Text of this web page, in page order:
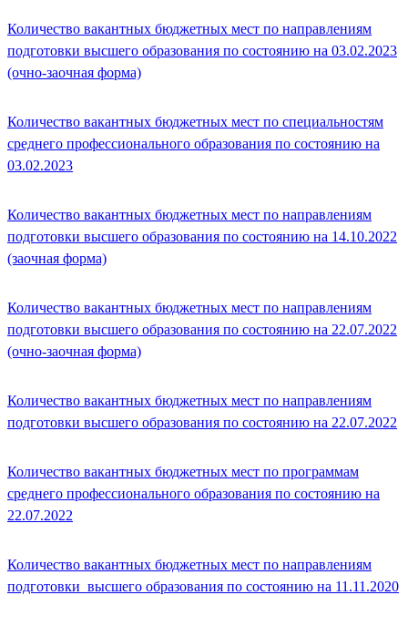
Количество вакантных бюджетных мест по направлениям
подготовки высшего образования по состоянию на 03.02.2023
(очно-заочная форма)
Количество вакантных бюджетных мест по специальностям
среднего профессионального образования по состоянию на
03.02.2023
Количество вакантных бюджетных мест по направлениям
подготовки высшего образования по состоянию на 14.10.2022
(заочная форма)
Количество вакантных бюджетных мест по направлениям
подготовки высшего образования по состоянию на 22.07.2022
(очно-заочная форма)
Количество вакантных бюджетных мест по направлениям
подготовки высшего образования по состоянию на 22.07.2022
Количество вакантных бюджетных мест по программам
среднего профессионального образования по состоянию на
22.07.2022
Количество вакантных бюджетных мест по направлениям
подготовки высшего образования по состоянию на 11.11.2020